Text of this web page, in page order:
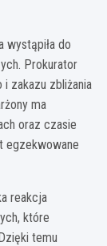
wystąpiła do
Prokurator
zakazu zbliżania
ma
oraz czasie
egzekwowane
reakcja
które
temu